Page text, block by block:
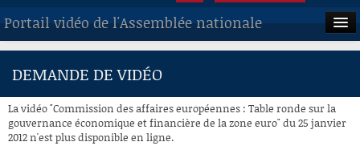
Portail vidéo de l'Assemblée nationale
ACCUEIL
À LA DEMANDE
DEMANDE DE VIDÉO
La vidéo "Commission des affaires européennes : Table ronde sur la
gouvernance économique et financière de la zone euro" du 25 janvier
2012 n'est plus disponible en ligne.